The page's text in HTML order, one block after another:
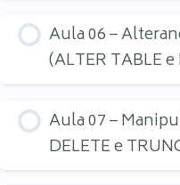
Aula 06 –
(ALTER TABLE
Aula 07 –
DELETE e